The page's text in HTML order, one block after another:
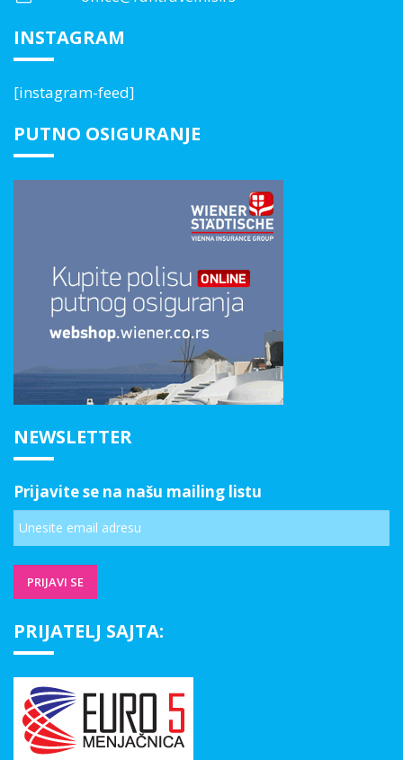
INSTAGRAM
[instagram-feed]
PUTNO OSIGURANJE
NEWSLETTER
Prijavite se na našu mailing listu
PRIJATELJ SAJTA: